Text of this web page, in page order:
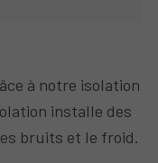
à notre isolation
installe des
bruits et le froid.